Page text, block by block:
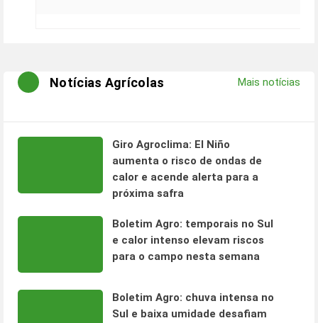
Notícias Agrícolas Mais notícias
Giro Agroclima: El Niño
aumenta o risco de ondas de
calor e acende alerta para a
próxima safra
Boletim Agro: temporais no Sul
e calor intenso elevam riscos
para o campo nesta semana
Boletim Agro: chuva intensa no
Sul e baixa umidade desafiam